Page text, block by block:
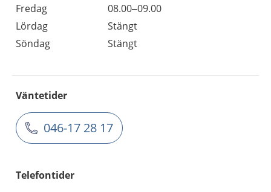
Fredag
08.00–09.00
Lördag
Stängt
Söndag
Stängt
Väntetider
046-17 28 17
Telefontider